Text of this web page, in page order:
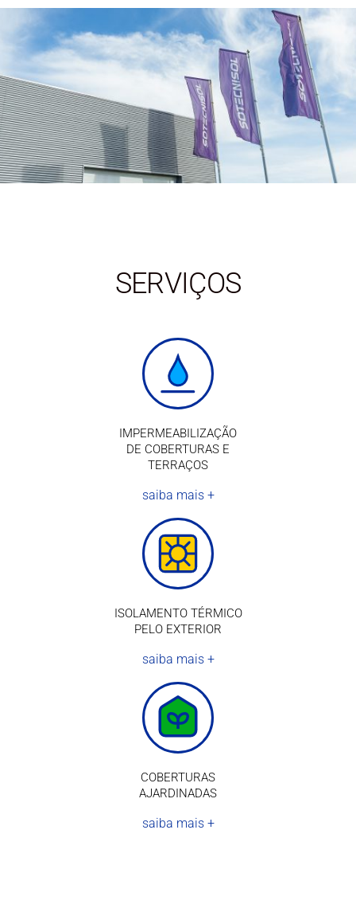
SERVIÇOS
IMPERMEABILIZAÇÃO
DE COBERTURAS E
TERRAÇOS
saiba mais +
ISOLAMENTO TÉRMICO
PELO EXTERIOR
saiba mais +
COBERTURAS
AJARDINADAS
saiba mais +